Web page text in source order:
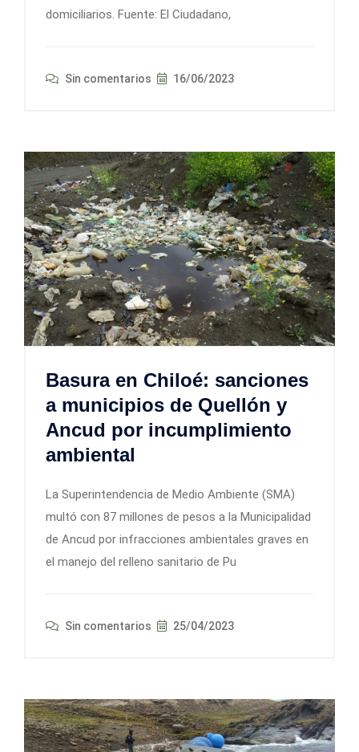
domiciliarios. Fuente: El Ciudadano,
Sin comentarios 16/06/2023
Basura en Chiloé: sanciones
a municipios de Quellón y
Ancud por incumplimiento
ambiental
La Superintendencia de Medio Ambiente (SMA)
multó con 87 millones de pesos a la Municipalidad
de Ancud por infracciones ambientales graves en
el manejo del relleno sanitario de Pu
Sin comentarios 25/04/2023